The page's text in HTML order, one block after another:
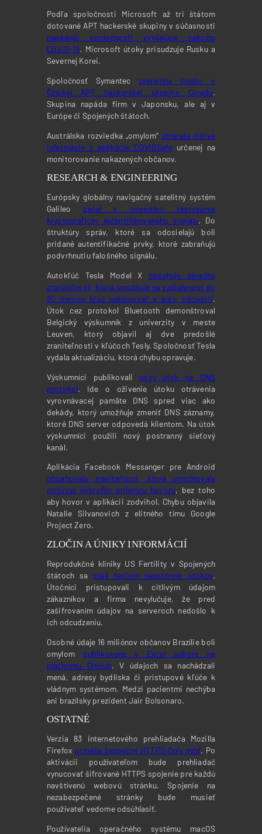
Podľa spoločnosti Microsoft až tri štátom
dotované APT hackerské skupiny v súčasnosti
napádajú spoločnosti vyvíjajúce vakcínu
COVID-19. Microsoft útoky prisudzuje Rusku a
Severnej Korei.
Spoločnosť Symantec zverejnila štúdiu o
Čínskej APT hackerskej skupine Cicada.
Skupina napáda firm v Japonsku, ale aj v
Európe či Spojených štátoch.
Austrálska rozviedka „omylom“ zbierala citlivé
informácie z aplikácie COVIDSafeurčenej na
monitorovanie nakazených občanov.
RESEARCH & ENGINEERING
Európsky globálny navigačný satelitný systém
Galileozačal v novembri testovanie
kryptograficky autentifikovaného signálu. Do
štruktúry správ, ktoré sa odosielajú boli
pridané autentifikačné prvky, ktoré zabraňujú
podvrhnutiu falošného signálu.
Autokľúč Tesla Model X obsahuje závažnú
zraniteľnosť, ktorá umožňuje na vzdialenosť do
30 metrov kľúč naklonovať a auto odcudziť.
Útok cez protokol Bluetooth demonštroval
Belgický výskumník z univerzity v meste
Leuven, ktorý objavil aj dve predošlé
zraniteľnosti v kľúčoch Tesly. Spoločnosť Tesla
vydala aktualizáciu, ktorá chybu opravuje.
Výskumníci publikovali nový útok na DNS
protokol. Ide o oživenie útoku otrávenia
vyrovnávacej pamäte DNS spred viac ako
dekády, ktorý umožňuje zmeniť DNS záznamy,
ktoré DNS server odpovedá klientom. Na útok
výskumníci použili nový postranný sieťový
kanál.
Aplikácia Facebook Messanger pre Android
obsahovala zraniteľnosť, ktorá umožňovala
počúvať mikrofón príjemcu hovoru, bez toho
aby hovor v aplikácii zodvihol. Chybu objavila
Natalie Silvanovich z elitného tímu Google
Project Zero.
ZLOČIN A ÚNIKY INFORMÁCIÍ
Reprodukčné kliniky US Fertility v Spojených
štátoch sastali terčom ransomvér útokov.
Útočníci pristupovali k citlivým údajom
zákazníkov a firma nevylučuje, že pred
zašifrovaním údajov na serveroch nedošlo k
ich odcudzeniu.
Osobné údaje 16 miliónov občanov Brazílie boli
omylom publikované v Excel súbore na
platformu GitHub. V údajoch sa nachádzali
mená, adresy bydliska či prístupové kľúče k
vládnym systémom. Medzi pacientmi nechýba
ani brazílsky prezident Jair Bolsonaro.
OSTATNÉ
Verzia 83 internetového prehliadača Mozilla
Firefox prináša bezpečný HTTPS-Only mód. Po
aktivácii používateľom bude prehliadač
vynucovať šifrované HTTPS spojenie pre každú
navštívenú webovú stránku. Spojenie na
nezabezpečené stránky bude musieť
používateľ vedome odsúhlasiť.
Používatelia operačného systému macOS